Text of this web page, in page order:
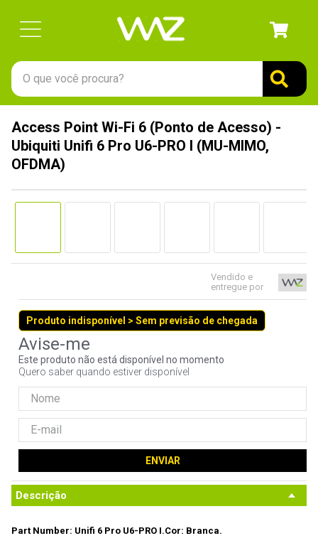
O que você procura?
Access Point Wi-Fi 6 (Ponto de Acesso) -
Ubiquiti Unifi 6 Pro U6-PRO I (MU-MIMO,
OFDMA)
Vendido e
entregue por
Produto indisponível > Sem previsão de chegada
Este produto não está disponível no momento
Quero saber quando estiver disponível
ENVIAR
Descrição
Part Number: Unifi 6 Pro U6-PRO I.Cor: Branca.
1º
gabinete
8º
fractal
9º
controle
10º hd